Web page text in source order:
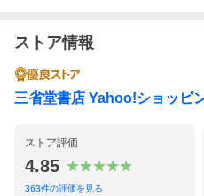
ストア情報
三省堂書店 Yahoo!ショッピ
ストア評価
4.85
363件の評価を見る